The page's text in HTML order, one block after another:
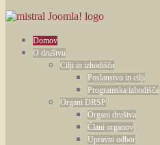
Domov
O društvu
Cilji in izhodišča
Poslanstvo in cilji
Programska izhodišča
Organi DRSP
Organi društva
Člani organov
Upravni odbor